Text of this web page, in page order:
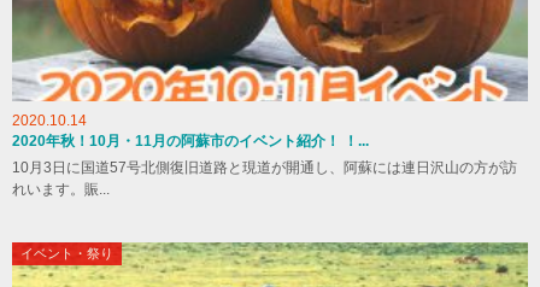
2020.10.14
2020年秋！10月・11月の阿蘇市のイベント紹介！ ！...
10月3日に国道57号北側復旧道路と現道が開通し、阿蘇には連日沢山の方が訪
れいます。賑...
イベント・祭り